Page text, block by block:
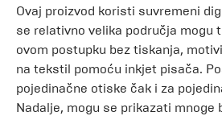
Ovaj proizvod koristi suvremeni
se relativno velika područja mogu
ovom postupku bez tiskanja,
na tekstil pomoću inkjet pisača.
pojedinačne otiske čak i za
Nadalje, mogu se prikazati mnoge